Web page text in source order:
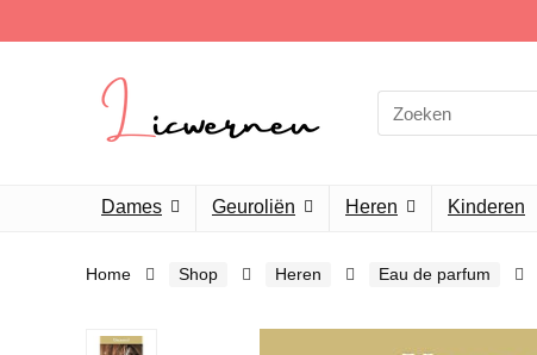
Search
for:
Dames Geuroliën Heren Kinderen
Home Shop Heren Eau de parfum